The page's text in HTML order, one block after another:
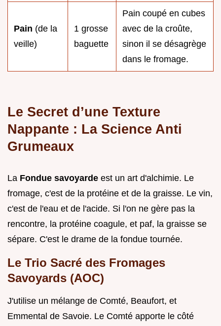
Pain (de la
veille)
1 grosse
baguette
Pain coupé en cubes
avec de la croûte,
sinon il se désagrège
dans le fromage.
Le Secret d’une Texture
Nappante : La Science Anti
Grumeaux
La Fondue savoyarde est un art d'alchimie. Le
fromage, c'est de la protéine et de la graisse. Le vin,
c'est de l'eau et de l'acide. Si l'on ne gère pas la
rencontre, la protéine coagule, et paf, la graisse se
sépare. C'est le drame de la fondue tournée.
Le Trio Sacré des Fromages
Savoyards (AOC)
J'utilise un mélange de Comté, Beaufort, et
Emmental de Savoie. Le Comté apporte le côté